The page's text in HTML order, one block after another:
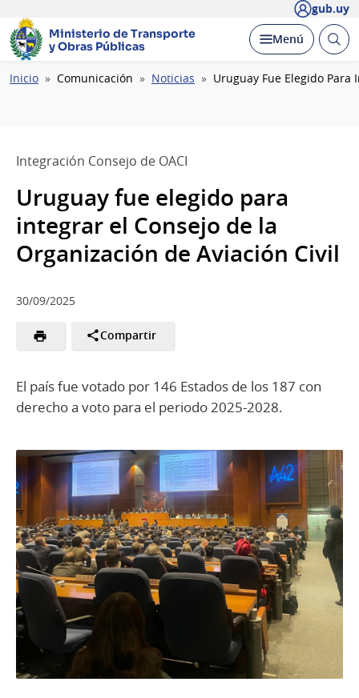
gub.uy
Ministerio de Transporte
y Obras Públicas
Desplegar
Menú Abrir
Ruta
Inicio Comunicación Noticias Uruguay Fue Elegido Para
Integración Consejo de OACI
Uruguay fue elegido para
integrar el Consejo de la
Organización de Aviación Civil
30/09/2025
Compartir
El país fue votado por 146 Estados de los 187 con
derecho a voto para el periodo 2025-2028.